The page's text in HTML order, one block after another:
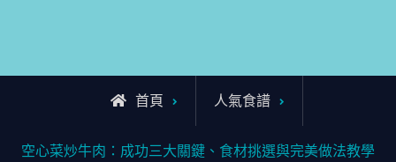
首頁 人氣食譜
空心菜炒牛肉：成功三大關鍵、食材挑選與完美做法教學